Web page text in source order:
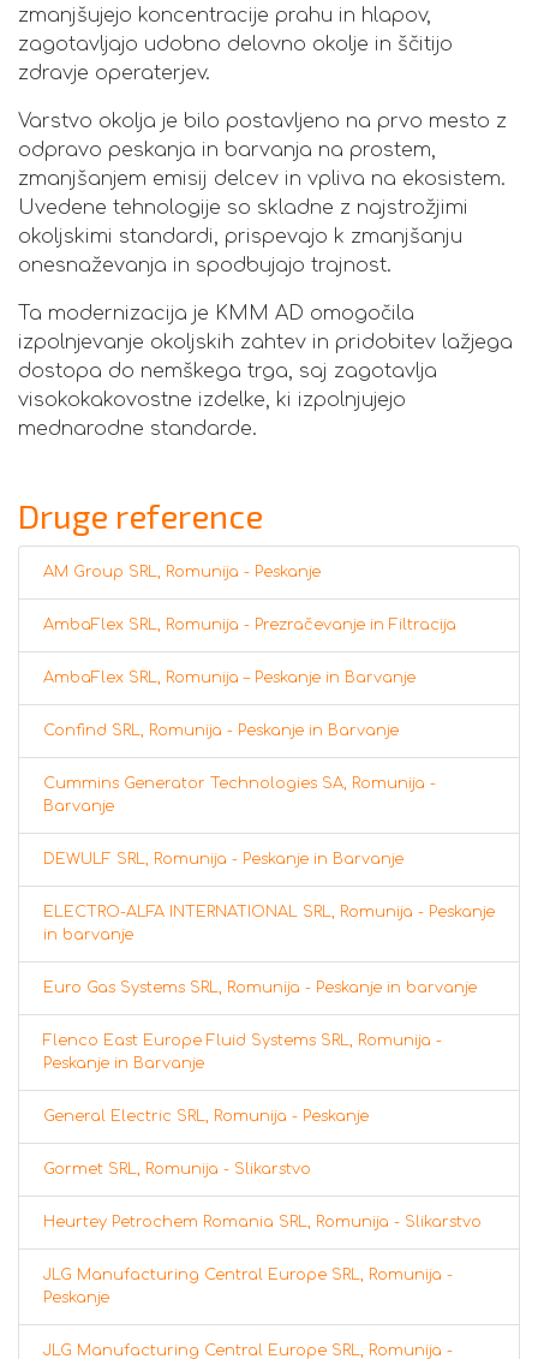
zmanjšujejo koncentracije prahu in hlapov,
zagotavljajo udobno delovno okolje in ščitijo
zdravje operaterjev.
Varstvo okolja je bilo postavljeno na prvo mesto z
odpravo peskanja in barvanja na prostem,
zmanjšanjem emisij delcev in vpliva na ekosistem.
Uvedene tehnologije so skladne z najstrožjimi
okoljskimi standardi, prispevajo k zmanjšanju
onesnaževanja in spodbujajo trajnost.
Ta modernizacija je KMM AD omogočila
izpolnjevanje okoljskih zahtev in pridobitev lažjega
dostopa do nemškega trga, saj zagotavlja
visokokakovostne izdelke, ki izpolnjujejo
mednarodne standarde.
Druge reference
AM Group SRL, Romunija - Peskanje
AmbaFlex SRL, Romunija - Prezračevanje in Filtracija
AmbaFlex SRL, Romunija – Peskanje in Barvanje
Confind SRL, Romunija - Peskanje in Barvanje
Cummins Generator Technologies SA, Romunija -
Barvanje
DEWULF SRL, Romunija - Peskanje in Barvanje
ELECTRO-ALFA INTERNATIONAL SRL, Romunija - Peskanje
in barvanje
Euro Gas Systems SRL, Romunija - Peskanje in barvanje
Flenco East Europe Fluid Systems SRL, Romunija -
Peskanje in Barvanje
General Electric SRL, Romunija - Peskanje
Gormet SRL, Romunija - Slikarstvo
Heurtey Petrochem Romania SRL, Romunija - Slikarstvo
JLG Manufacturing Central Europe SRL, Romunija -
Peskanje
JLG Manufacturing Central Europe SRL, Romunija -